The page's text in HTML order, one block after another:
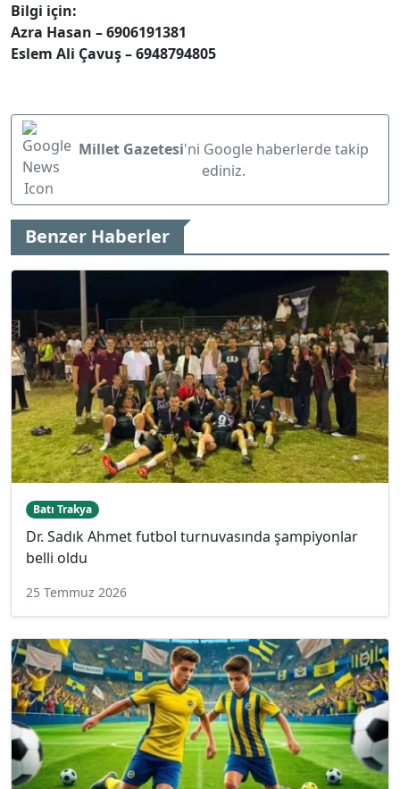
Bilgi için:
Azra Hasan – 6906191381
Eslem Ali Çavuş – 6948794805
Millet Gazetesi'ni Google haberlerde takip
ediniz.
Benzer Haberler
Batı Trakya
Dr. Sadık Ahmet futbol turnuvasında şampiyonlar
belli oldu
25 Temmuz 2026